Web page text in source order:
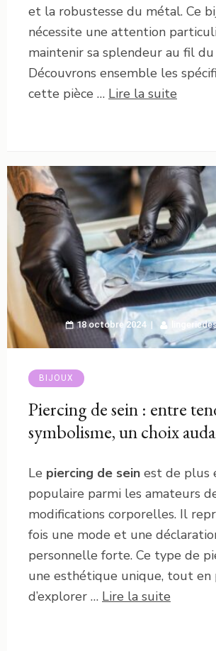
et la robustesse du métal. Ce
nécessite une attention
maintenir sa splendeur au fil
Découvrons ensemble les
cette pièce … Lire la suite
18 octobre 2024
BIJOUX
Piercing de sein : entre
symbolisme, un choix
Le piercing de sein est de plus
populaire parmi les amateurs
modifications corporelles. Il
fois une mode et une
personnelle forte. Ce type de
une esthétique unique, tout
d’explorer … Lire la suite